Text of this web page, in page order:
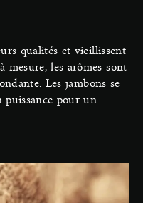
qualités et vieillissent
mesure, les arômes sont
Les jambons se
puissance pour un